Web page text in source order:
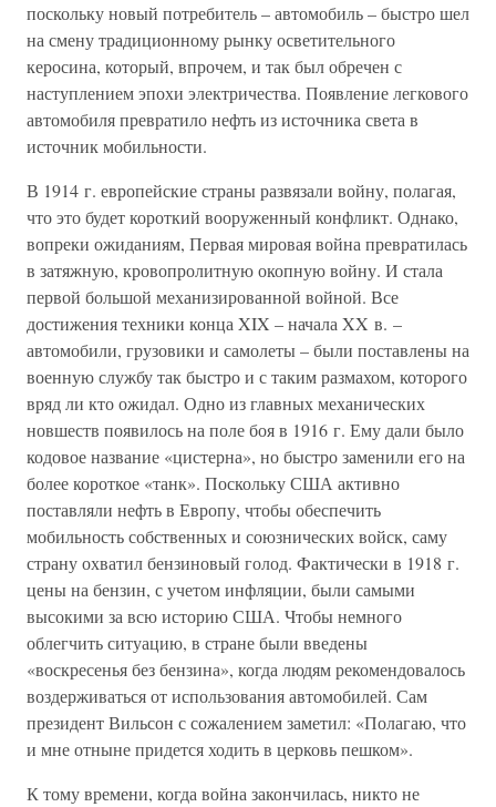
поскольку новый потребитель – автомобиль – быстро шел
на смену традиционному рынку осветительного
керосина, который, впрочем, и так был обречен с
наступлением эпохи электричества. Появление легкового
автомобиля превратило нефть из источника света в
источник мобильности.
В 1914 г. европейские страны развязали войну, полагая,
что это будет короткий вооруженный конфликт. Однако,
вопреки ожиданиям, Первая мировая война превратилась
в затяжную, кровопролитную окопную войну. И стала
первой большой механизированной войной. Все
достижения техники конца XIX – начала XX в. –
автомобили, грузовики и самолеты – были поставлены на
военную службу так быстро и с таким размахом, которого
вряд ли кто ожидал. Одно из главных механических
новшеств появилось на поле боя в 1916 г. Ему дали было
кодовое название «цистерна», но быстро заменили его на
более короткое «танк». Поскольку США активно
поставляли нефть в Европу, чтобы обеспечить
мобильность собственных и союзнических войск, саму
страну охватил бензиновый голод. Фактически в 1918 г.
цены на бензин, с учетом инфляции, были самыми
высокими за всю историю США. Чтобы немного
облегчить ситуацию, в стране были введены
«воскресенья без бензина», когда людям рекомендовалось
воздерживаться от использования автомобилей. Сам
президент Вильсон с сожалением заметил: «Полагаю, что
и мне отныне придется ходить в церковь пешком».
К тому времени, когда война закончилась, никто не